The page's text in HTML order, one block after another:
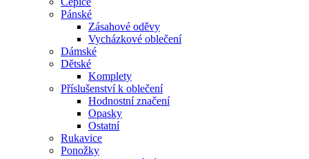
Pánské
Zásahové oděvy
Vycházkové oblečení
Dámské
Dětské
Komplety
Příslušenství k oblečení
Hodnostní značení
Opasky
Ostatní
Rukavice
Ponožky